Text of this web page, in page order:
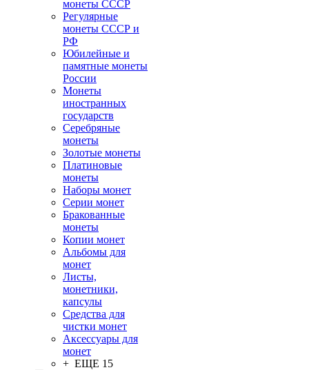
монеты СССР
Регулярные
монеты СССР и
РФ
Юбилейные и
памятные монеты
России
Монеты
иностранных
государств
Серебряные
монеты
Золотые монеты
Платиновые
монеты
Наборы монет
Серии монет
Бракованные
монеты
Копии монет
Альбомы для
монет
Листы,
монетники,
капсулы
Средства для
чистки монет
Аксессуары для
монет
+ ЕЩЕ 15